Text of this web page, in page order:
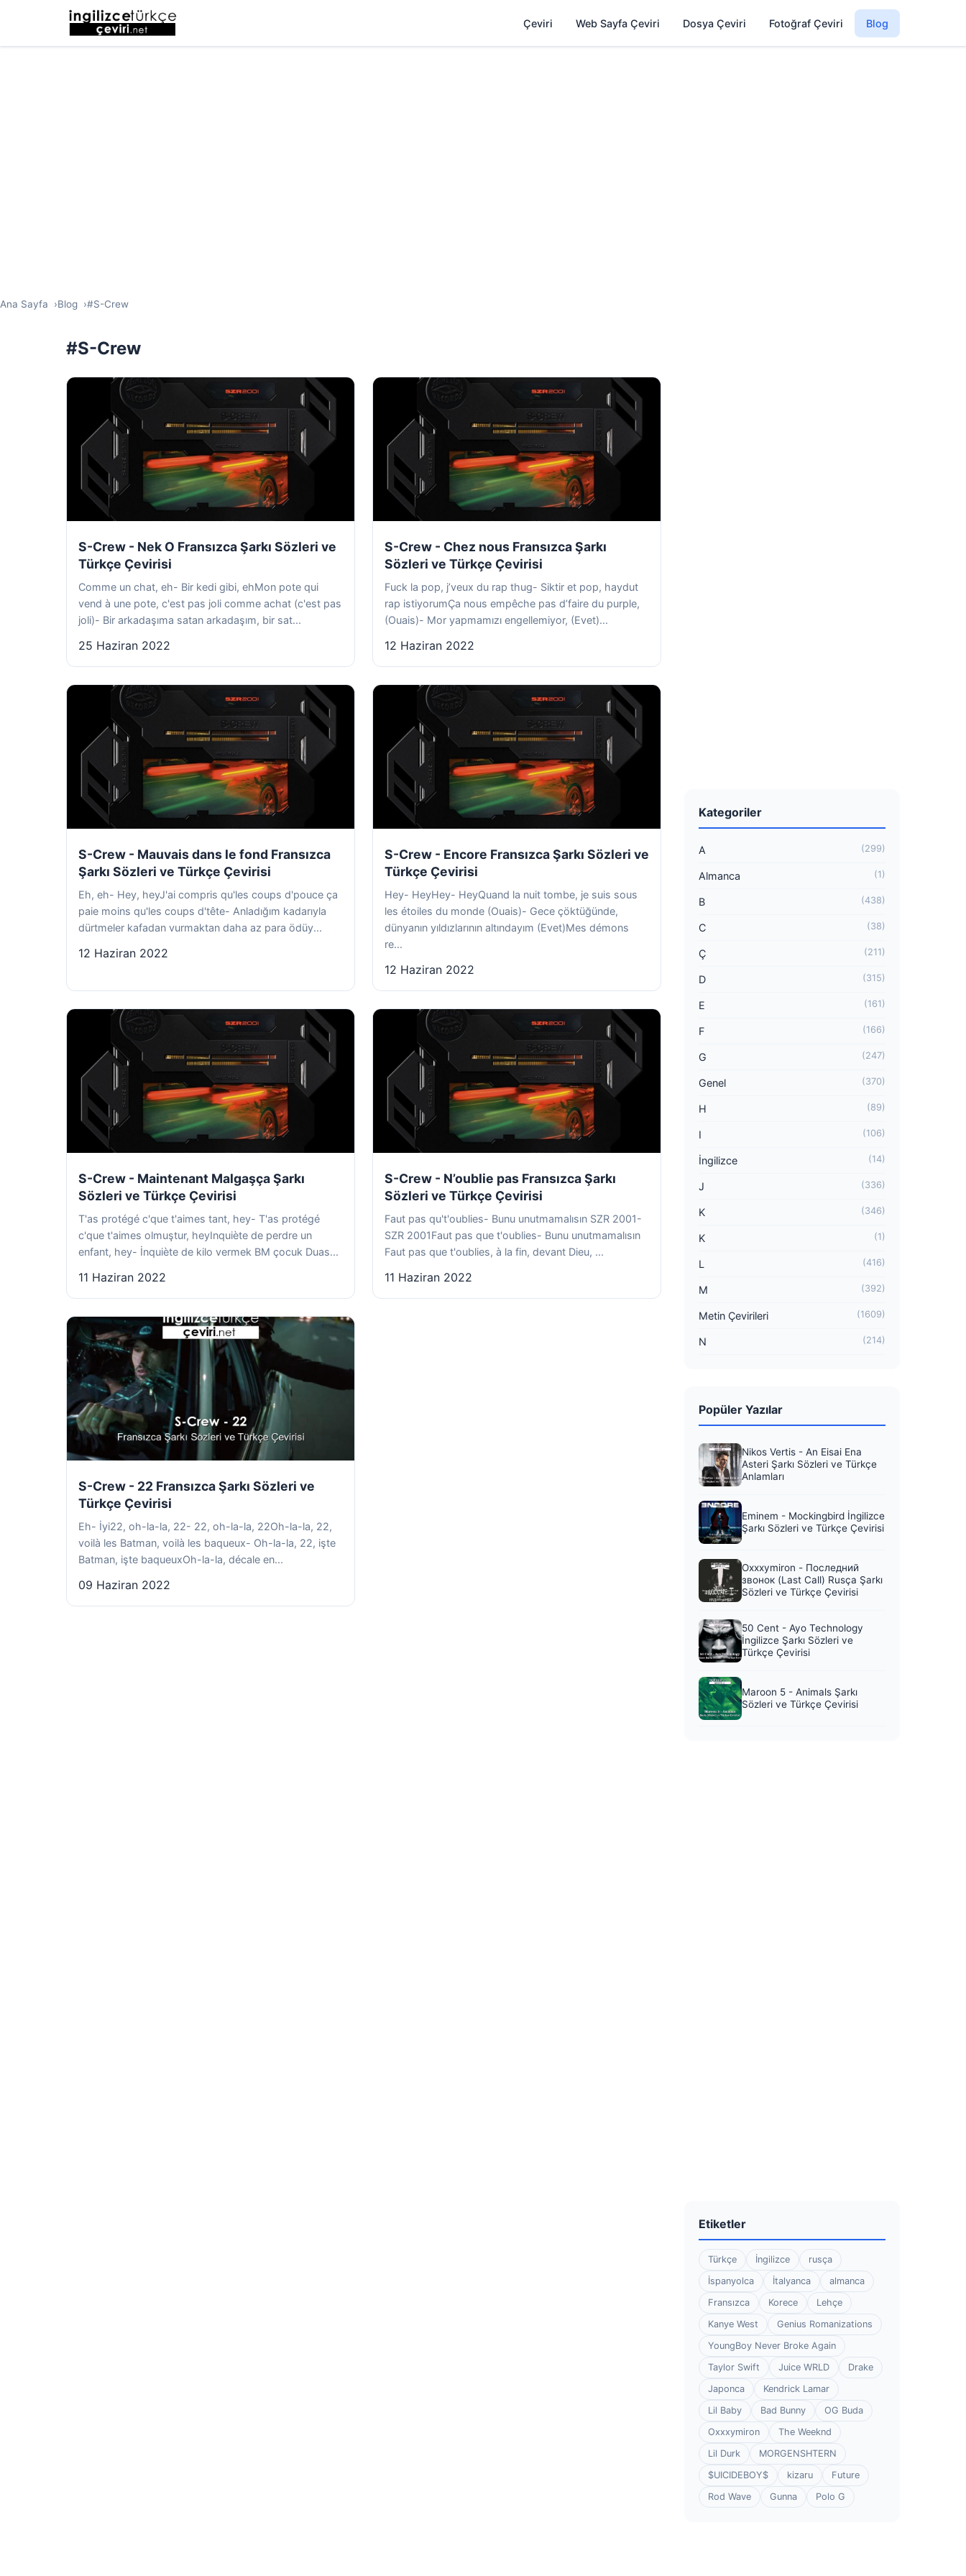
Çeviri Web Sayfa Çeviri Dosya Çeviri Fotoğraf Çeviri Blog
Ana Sayfa Blog #S-Crew
#S-Crew
S-Crew - Nek O Fransızca Şarkı Sözleri ve
Türkçe Çevirisi
Comme un chat, eh- Bir kedi gibi, ehMon pote qui
vend à une pote, c'est pas joli comme achat (c'est pas
joli)- Bir arkadaşıma satan arkadaşım, bir sat...
25 Haziran 2022
S-Crew - Chez nous Fransızca Şarkı
Sözleri ve Türkçe Çevirisi
Fuck la pop, j’veux du rap thug- Siktir et pop, haydut
rap istiyorumÇa nous empêche pas d’faire du purple,
(Ouais)- Mor yapmamızı engellemiyor, (Evet)...
12 Haziran 2022
S-Crew - Mauvais dans le fond Fransızca
Şarkı Sözleri ve Türkçe Çevirisi
Eh, eh- Hey, heyJ'ai compris qu'les coups d'pouce ça
paie moins qu'les coups d'tête- Anladığım kadarıyla
dürtmeler kafadan vurmaktan daha az para ödüy...
12 Haziran 2022
S-Crew - Encore Fransızca Şarkı Sözleri ve
Türkçe Çevirisi
Hey- HeyHey- HeyQuand la nuit tombe, je suis sous
les étoiles du monde (Ouais)- Gece çöktüğünde,
dünyanın yıldızlarının altındayım (Evet)Mes démons
re...
12 Haziran 2022
S-Crew - Maintenant Malgaşça Şarkı
Sözleri ve Türkçe Çevirisi
T'as protégé c'que t'aimes tant, hey- T'as protégé
c'que t'aimes olmuştur, heyInquiète de perdre un
enfant, hey- İnquiète de kilo vermek BM çocuk Duas...
11 Haziran 2022
S-Crew - N’oublie pas Fransızca Şarkı
Sözleri ve Türkçe Çevirisi
Faut pas qu't'oublies- Bunu unutmamalısın SZR 2001-
SZR 2001Faut pas que t'oublies- Bunu unutmamalısın
Faut pas que t'oublies, à la fin, devant Dieu, ...
11 Haziran 2022
S-Crew - 22 Fransızca Şarkı Sözleri ve
Türkçe Çevirisi
Eh- İyi22, oh-la-la, 22- 22, oh-la-la, 22Oh-la-la, 22,
voilà les Batman, voilà les baqueux- Oh-la-la, 22, işte
Batman, işte baqueuxOh-la-la, décale en...
09 Haziran 2022
Kategoriler
A (299)
Almanca (1)
B (438)
C (38)
Ç (211)
D (315)
E (161)
F (166)
G (247)
Genel (370)
H (89)
I (106)
İngilizce (14)
J (336)
K (346)
K (1)
L (416)
M (392)
Metin Çevirileri (1609)
N (214)
Popüler Yazılar
Nikos Vertis - An Eisai Ena
Asteri Şarkı Sözleri ve Türkçe
Anlamları
Eminem - Mockingbird İngilizce
Şarkı Sözleri ve Türkçe Çevirisi
Oxxxymiron - Последний
звонок (Last Call) Rusça Şarkı
Sözleri ve Türkçe Çevirisi
50 Cent - Ayo Technology
İngilizce Şarkı Sözleri ve
Türkçe Çevirisi
Maroon 5 - Animals Şarkı
Sözleri ve Türkçe Çevirisi
Etiketler
Türkçe İngilizce
rusça
İspanyolca
İtalyanca
almanca
Fransızca
Korece
Lehçe
Kanye West
Genius Romanizations
YoungBoy Never Broke Again
Taylor Swift
Juice WRLD
Drake
Japonca
Kendrick Lamar
Lil Baby
Bad Bunny
OG Buda
Oxxxymiron
The Weeknd
Lil Durk
MORGENSHTERN
$UICIDEBOY$
kizaru
Future
Rod Wave
Gunna Polo G